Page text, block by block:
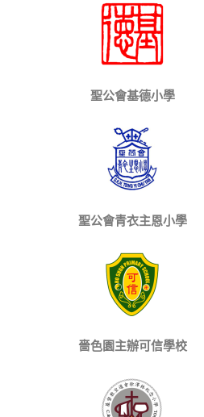
聖公會基德小學
聖公會青衣主恩小學
嗇色園主辦可信學校